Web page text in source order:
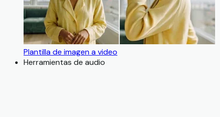
Plantilla de imagen a video
Herramientas de audio